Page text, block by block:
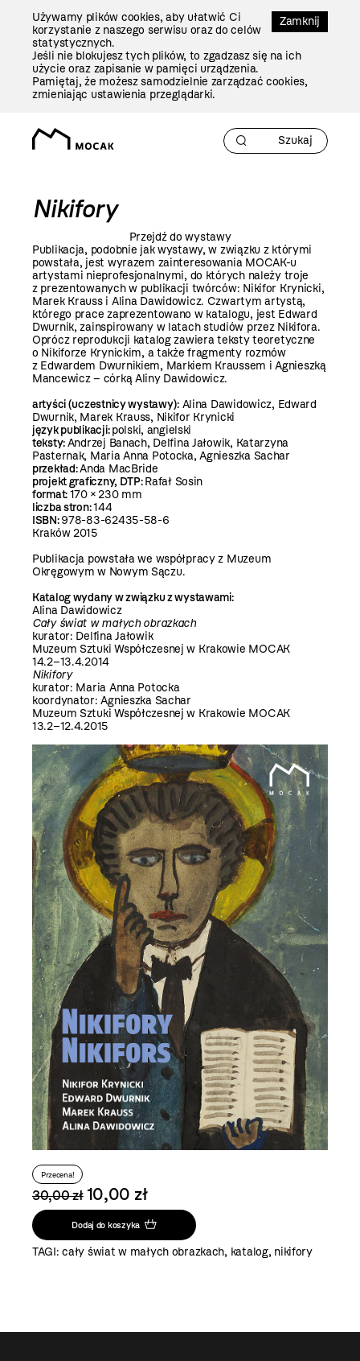
Zamknij
Używamy plików cookies, aby ułatwić Ci
korzystanie z naszego serwisu oraz do celów
statystycznych.
Jeśli nie blokujesz tych plików, to zgadzasz się na ich
użycie oraz zapisanie w pamięci urządzenia.
Pamiętaj, że możesz samodzielnie zarządzać cookies,
zmieniając ustawienia przeglądarki.
Nikifory
Przejdź do wystawy
Publikacja, podobnie jak wystawy, w związku z którymi
powstała, jest wyrazem zainteresowania MOCAK-u
artystami nieprofesjonalnymi, do których należy troje
z prezentowanych w publikacji twórców: Nikifor Krynicki,
Marek Krauss i Alina Dawidowicz. Czwartym artystą,
którego prace zaprezentowano w katalogu, jest Edward
Dwurnik, zainspirowany w latach studiów przez Nikifora.
Oprócz reprodukcji katalog zawiera teksty teoretyczne
o Nikiforze Krynickim, a także fragmenty rozmów
z Edwardem Dwurnikiem, Markiem Kraussem i Agnieszką
Mancewicz – córką Aliny Dawidowicz.
artyści (uczestnicy wystawy):Alina Dawidowicz, Edward
Dwurnik, Marek Krauss, Nikifor Krynicki
język publikacji:polski, angielski
teksty:Andrzej Banach, Delfina Jałowik, Katarzyna
Pasternak, Maria Anna Potocka, Agnieszka Sachar
przekład:Anda MacBride
projekt graficzny, DTP:Rafał Sosin
format:170 × 230 mm
liczba stron:144
ISBN:978-83-62435-58-6
Kraków 2015
Publikacja powstała we współpracy z Muzeum
Okręgowym w Nowym Sączu.
Katalog wydany w związku z wystawami:
Alina Dawidowicz
Cały świat w małych obrazkach
kurator: Delfina Jałowik
Muzeum Sztuki Współczesnej w Krakowie MOCAK
14.2–13.4.2014
Nikifory
kurator: Maria Anna Potocka
koordynator: Agnieszka Sachar
Muzeum Sztuki Współczesnej w Krakowie MOCAK
13.2–12.4.2015
Przecena!
30,00 zł 10,00 zł
Dodaj do koszyka
TAGI:cały świat w małych obrazkach, katalog, nikifory